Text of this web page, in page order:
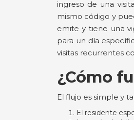
ingreso de una
mismo código y
emite y tiene una
para un día
visitas recurrentes
¿Cómo
El flujo es simple y
El residente